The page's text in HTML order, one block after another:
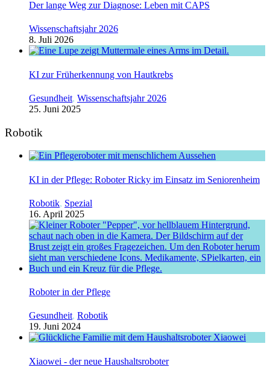
Der lange Weg zur Diagnose: Leben mit CAPS
Wissenschaftsjahr 2026
8. Juli 2026
KI zur Früherkennung von Hautkrebs
Gesundheit, Wissenschaftsjahr 2026
25. Juni 2025
Robotik
KI in der Pflege: Roboter Ricky im Einsatz im Seniorenheim
Robotik, Spezial
16. April 2025
Roboter in der Pflege
Gesundheit, Robotik
19. Juni 2024
Xiaowei - der neue Haushaltsroboter